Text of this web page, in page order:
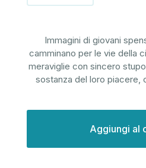
Immagini di giovani
camminano per le vie della
meraviglie con sincero
sostanza del loro piacere,